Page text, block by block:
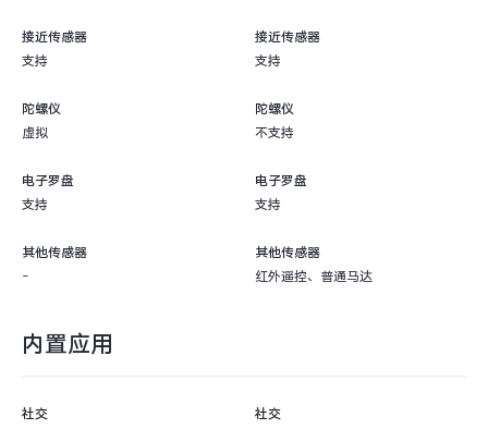
接近传感器
支持
接近传感器
支持
陀螺仪
虚拟
陀螺仪
不支持
电子罗盘
支持
电子罗盘
支持
其他传感器
-
其他传感器
红外遥控、普通马达
内置应用
社交
社交